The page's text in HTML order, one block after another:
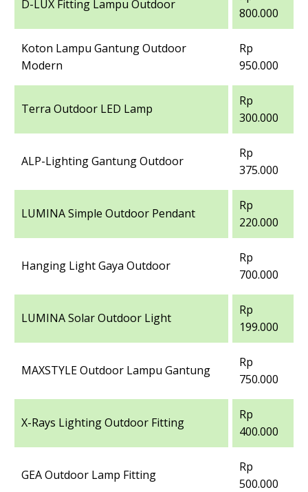
D-LUX Fitting Lampu Outdoor
800.000
Koton Lampu Gantung Outdoor
Modern
Rp
950.000
Terra Outdoor LED Lamp
Rp
300.000
ALP-Lighting Gantung Outdoor
Rp
375.000
LUMINA Simple Outdoor Pendant
Rp
220.000
Hanging Light Gaya Outdoor
Rp
700.000
LUMINA Solar Outdoor Light
Rp
199.000
MAXSTYLE Outdoor Lampu Gantung
Rp
750.000
X-Rays Lighting Outdoor Fitting
Rp
400.000
GEA Outdoor Lamp Fitting
Rp
500.000